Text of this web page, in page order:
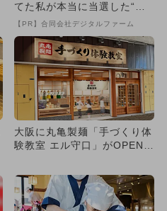
てた私が本当に当選した“買
い方”がこれ
【PR】合同会社デジタルファーム
大阪に丸亀製麺「手づくり体
験教室 エル守口」がOPEN！